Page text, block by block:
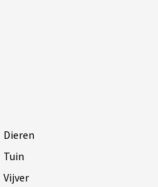
Dieren
Tuin
Vijver